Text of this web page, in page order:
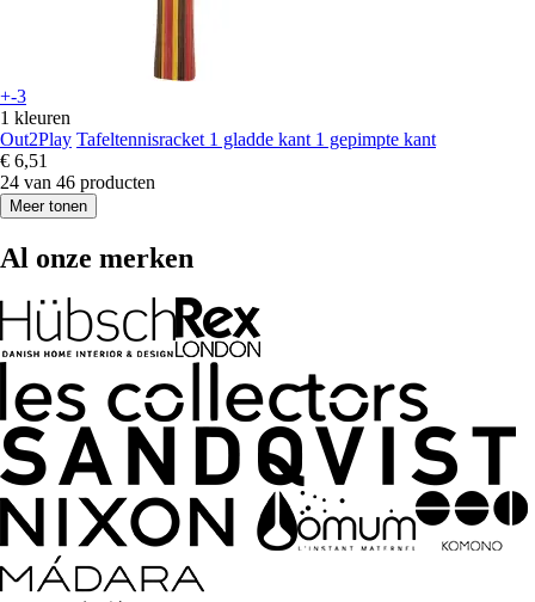
+-3
1 kleuren
Out2Play Tafeltennisracket 1 gladde kant 1 gepimpte kant
€ 6,51
24 van 46 producten
Meer tonen
Al onze merken